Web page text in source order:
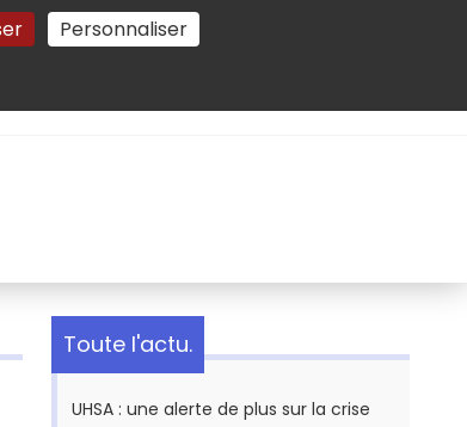
Personnaliser
des cookies
Toute l'actu.
UHSA : une alerte de plus sur la crise